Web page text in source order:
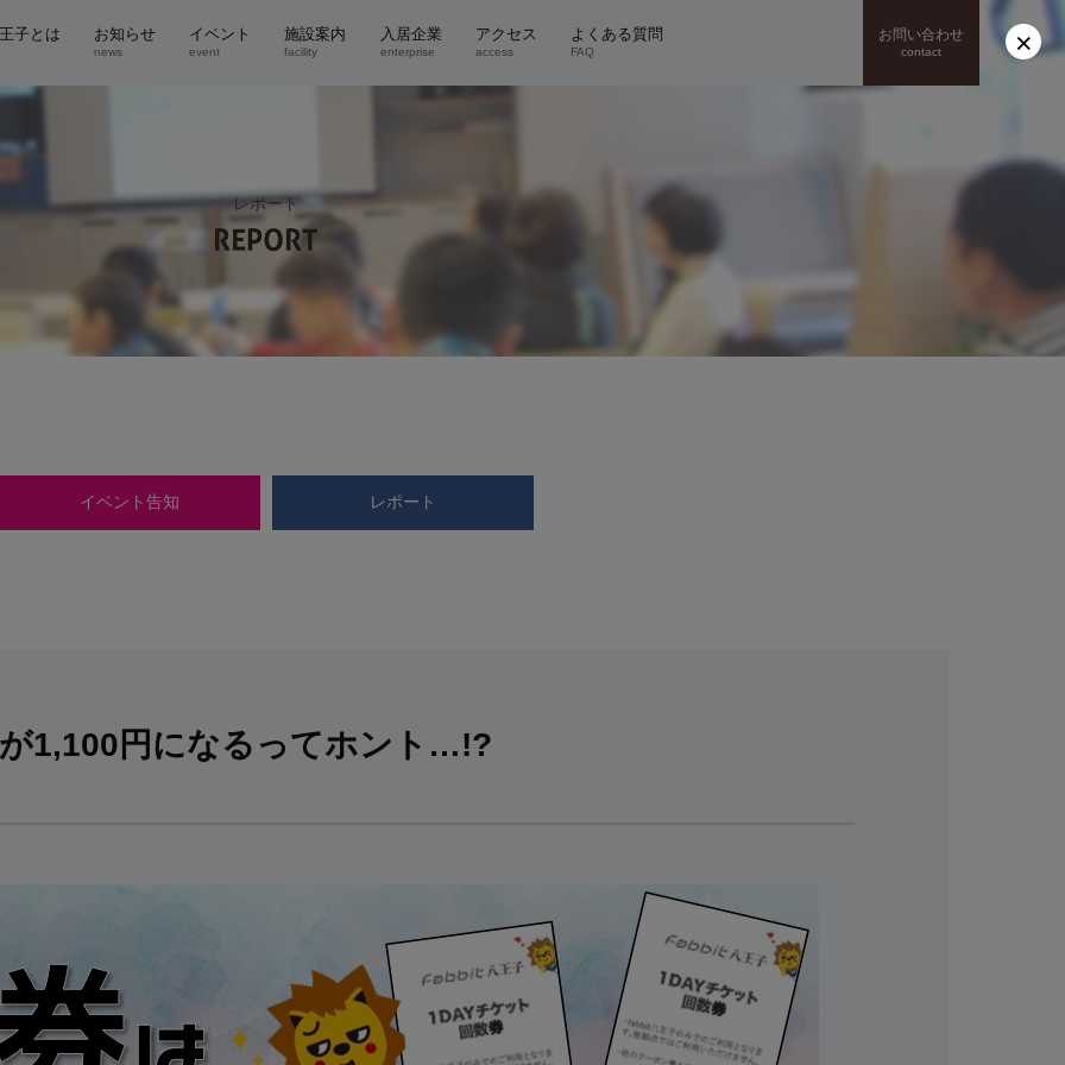
子とは お知らせ
news
イベント
event
施設案内
facility
入居企業
enterprise
アクセス
access
よくある質問
FAQ
お問い合わせ
contact
レポート
イベント告知 レポート
1,100円になるってホント…!?
×